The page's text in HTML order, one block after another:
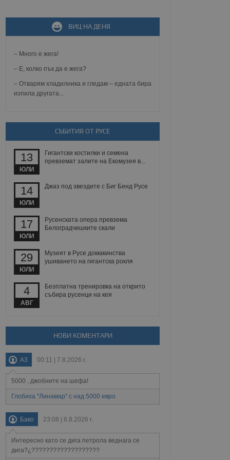
ВИЦ НА ДЕНЯ
– Много е жега!
– Е, колко пък да е жега?
– Отварям хладилника и гледам – едната бира
изпила другата...
СЪБИТИЯ ОТ РУСЕ
13
ЮЛИ
Гигантски костилки и семена
превземат залите на Екомузея в...
14
ЮЛИ
Джаз под звездите с Биг Бенд Русе
17
ЮЛИ
Русенската опера превзема
Белоградчишките скали
29
ЮЛИ
Музеят в Русе домакинства
ушиването на гигантска рокля
4
АВГ
Безплатна тренировка на открито
събира русенци на кея
НОВИ КОМЕНТАРИ
A3 00:11 | 7.8.2026 г.
5000 , джобните на шефа!
Глобиха "Линамар" с над 5000 евро
Бако 23:08 | 6.8.2026 г.
Интересно като се дига петрола веднага се
дига?¿???????????????????
зададена от уеб
MVC
известно като
при затваряне
на съгласието на
за тяхното
сесии.
между хората
уебсайт.
на
на бисквитките,
съответствие и
и
и предоставя
използва
потребител може
поведение и
на сайта. Тя
с
на
на сайта.
взаимодействия
и потребителския
събиране на данни
за
се
на тестване.
данни,
на посещенията,
били заредени.
опит.
тя може
на сайта. Тя
която е
в целия
на социалните